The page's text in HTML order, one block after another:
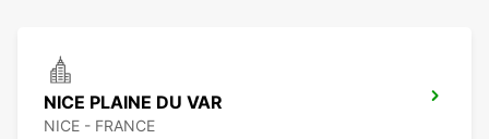
NICE PLAINE DU VAR
NICE - FRANCE